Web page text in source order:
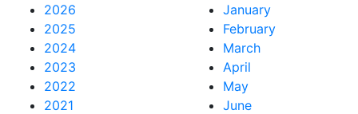
2026
2025
2024
2023
2022
2021
January
February
March
April
May
June